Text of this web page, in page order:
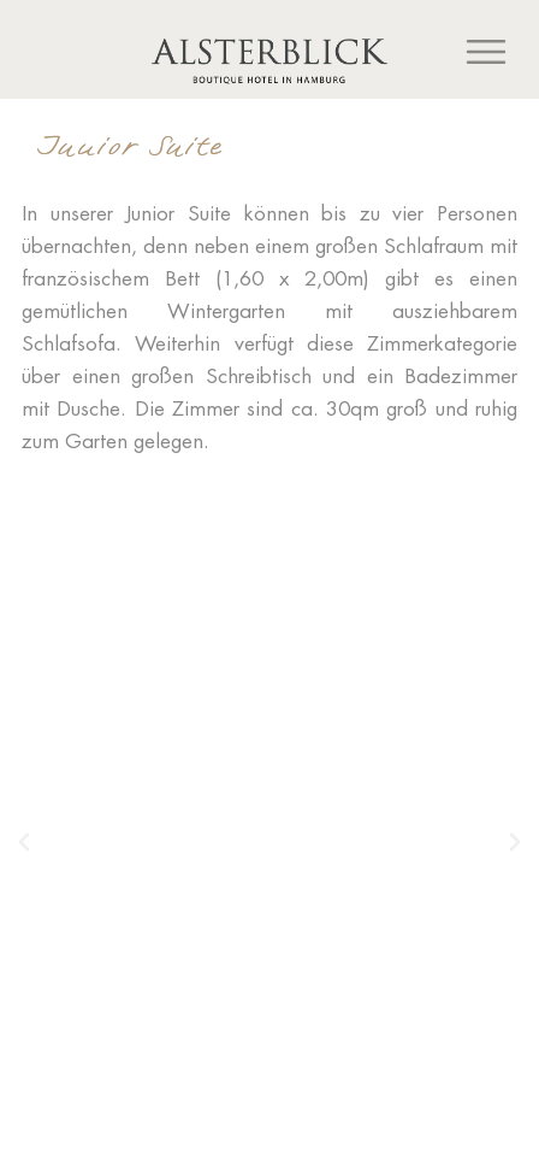
Junior Suite
In unserer Junior Suite können bis zu vier Personen
übernachten, denn neben einem großen Schlafraum mit
französischem Bett (1,60 x 2,00m) gibt es einen
gemütlichen Wintergarten mit ausziehbarem
Schlafsofa. Weiterhin verfügt diese Zimmerkategorie
über einen großen Schreibtisch und ein Badezimmer
mit Dusche. Die Zimmer sind ca. 30qm groß und ruhig
zum Garten gelegen.